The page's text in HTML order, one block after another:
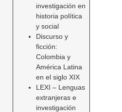
investigación en
historia política
y social
Discurso y
ficción:
Colombia y
América Latina
en el siglo XIX
LEXI – Lenguas
extranjeras e
investigación